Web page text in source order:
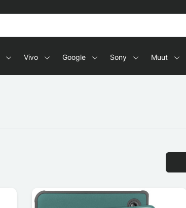
Vivo Google Sony Muut